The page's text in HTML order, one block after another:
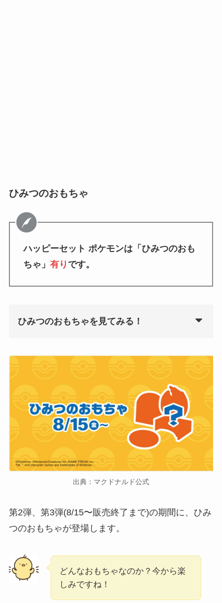
ひみつのおもちゃ
ハッピーセット ポケモンは「ひみつのおも
ちゃ」 有り です。
ひみつのおもちゃを見てみる！
出典：マクドナルド公式
第2弾、第3弾(8/15〜販売終了まで)の期間に、ひみ
つのおもちゃが登場します。
どんなおもちゃなのか？今から楽
しみですね！